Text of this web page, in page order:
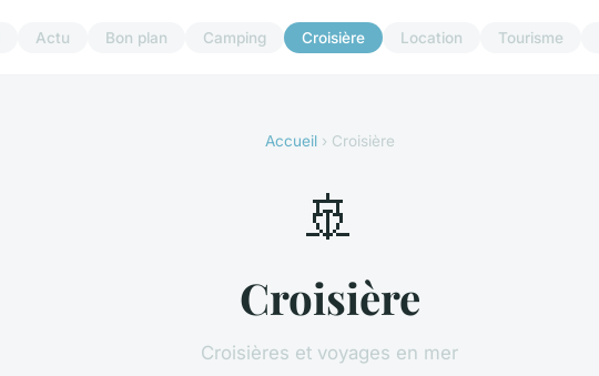
Actu Bon plan Camping Croisière Location Tourisme
Accueil› Croisière
🚢
Croisière
Croisières et voyages en mer